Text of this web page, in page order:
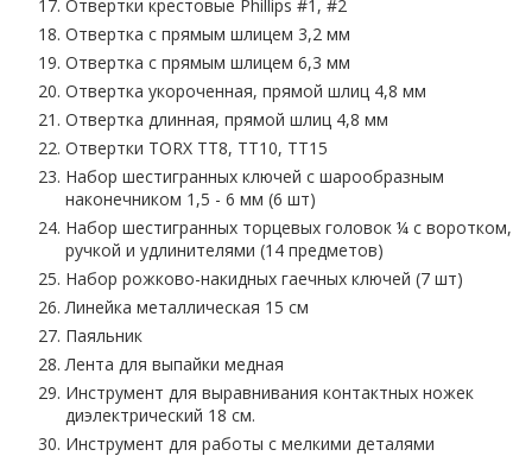
Отвертки крестовые Phillips #1, #2
Отвертка с прямым шлицем 3,2 мм
Отвертка с прямым шлицем 6,3 мм
Отвертка укороченная, прямой шлиц 4,8 мм
Отвертка длинная, прямой шлиц 4,8 мм
Отвертки TORX TT8, TT10, TT15
Набор шестигранных ключей с шарообразным
наконечником 1,5 - 6 мм (6 шт)
Набор шестигранных торцевых головок ¼ с воротком,
ручкой и удлинителями (14 предметов)
Набор рожково-накидных гаечных ключей (7 шт)
Линейка металлическая 15 см
Паяльник
Лента для выпайки медная
Инструмент для выравнивания контактных ножек
диэлектрический 18 см.
Инструмент для работы с мелкими деталями